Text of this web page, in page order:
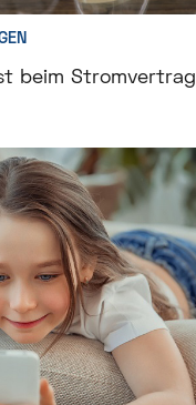
beim Stromvertrag